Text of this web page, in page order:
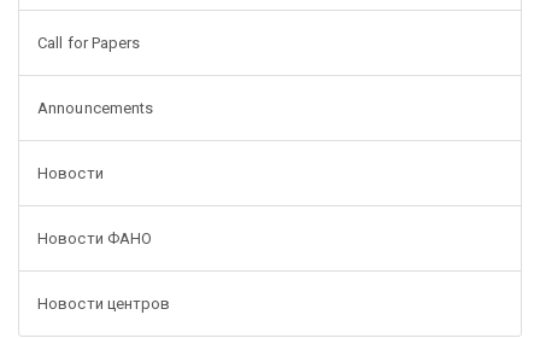
Call for Papers
Announcements
Новости
Новости ФАНО
Новости центров